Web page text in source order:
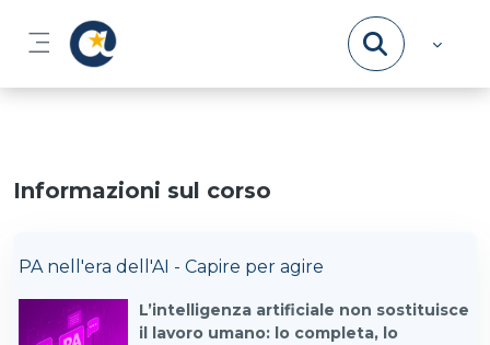
Pannello laterale
Informazioni sul corso
PA nell'era dell'AI - Capire per agire
L’intelligenza artificiale non sostituisce
il lavoro umano: lo completa, lo